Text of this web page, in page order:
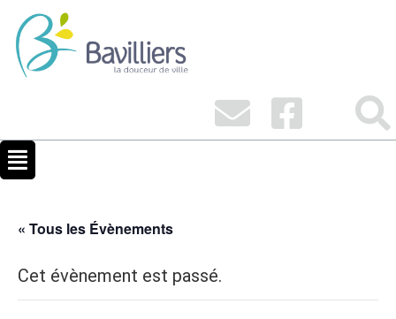
« Tous les Évènements
Cet évènement est passé.